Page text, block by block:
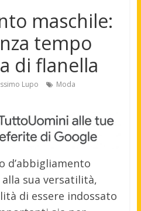
maschile:
tempo
di flanella
Lupo Moda
d’abbigliamento
sua versatilità,
di essere indossato